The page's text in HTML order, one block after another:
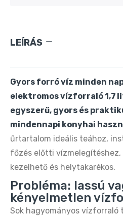
Oté Hordozható
CO₂ patron –
9.890 Ft 20.090 Ft
OTE hordozható
patronnal 20 db
9.890 Ft 20.090 Ft
LEÍRÁS
Gyors forró víz minden
elektromos vízforraló 1,7
egyszerű, gyors és
mindennapi konyhai
űrtartalom ideális teához,
főzés előtti vízmelegítéshez,
kezelhető és helytakarékos.
Probléma: lassú
kényelmetlen
Sok hagyományos vízforraló